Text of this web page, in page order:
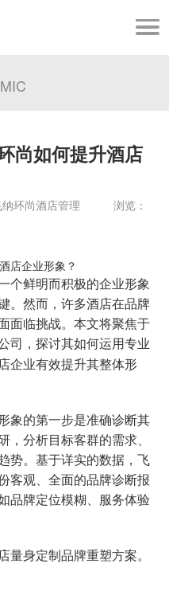
尚如何提升酒店
环尚酒店管理 浏览：
店企业形象？
个鲜明而积极的企业形象
。然而，许多酒店在品牌
面临挑战。本文将聚焦于
司，探讨其如何运用专业
企业有效提升其整体形
象的第一步是准确诊断其
分析目标客群的需求、
势。基于详实的数据，飞
客观、全面的品牌诊断报
品牌定位模糊、服务体验
身定制品牌重塑方案。